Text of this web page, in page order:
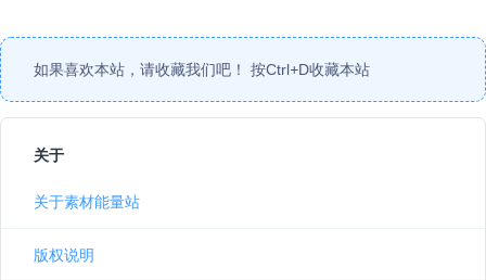
如果喜欢本站，请收藏我们吧！ 按Ctrl+D收藏本站
关于
关于素材能量站
版权说明